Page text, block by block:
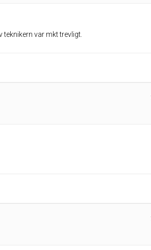
teknikern var mkt trevligt.